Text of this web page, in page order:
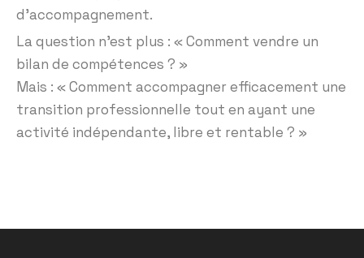
d’accompagnement.
La question n’est plus : « Comment vendre un
bilan de compétences ? »
Mais : « Comment accompagner efficacement une
transition professionnelle tout en ayant une
activité indépendante, libre et rentable ? »